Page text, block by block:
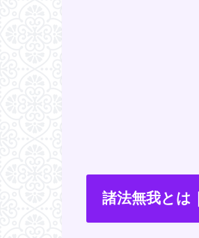
諸法無我とは